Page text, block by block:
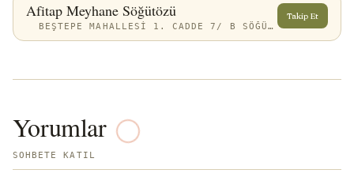
Afitap Meyhane Söğütözü
BEŞTEPE MAHALLESI 1. CADDE 7/ B SÖĞÜTÖZÜ YENIMAHALLE, BEŞTEPE, 06560 ÇANKAYA/ANKARA, TÜRKIYE
Takip Et
Yorumlar
SOHBETE KATIL